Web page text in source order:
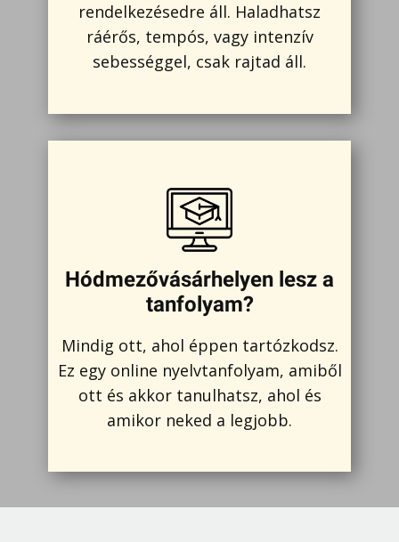
rendelkezésedre áll. Haladhatsz
ráérős, tempós, vagy intenzív
sebességgel, csak rajtad áll.
Hódmezővásárhelyen lesz a
tanfolyam?
Mindig ott, ahol éppen tartózkodsz.
Ez egy online nyelvtanfolyam, amiből
ott és akkor tanulhatsz, ahol és
amikor neked a legjobb.